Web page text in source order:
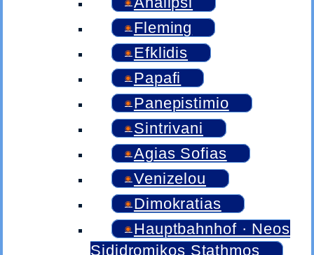
Fleming
Efklidis
Papafi
Panepistimio
Sintrivani
Agias Sofias
Venizelou
Dimokratias
Hauptbahnhof · Neos
Sididromikos Stathmos